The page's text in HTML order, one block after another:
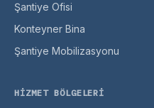
Şantiye Ofisi
Konteyner Bina
Şantiye Mobilizasyonu
HIZMET BÖLGELERI